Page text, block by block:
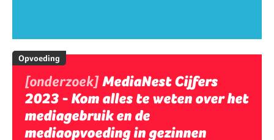
Opvoeding
[onderzoek]MediaNest Cijfers
2023 - Kom alles te weten over het
mediagebruik en de
mediaopvoeding in gezinnen